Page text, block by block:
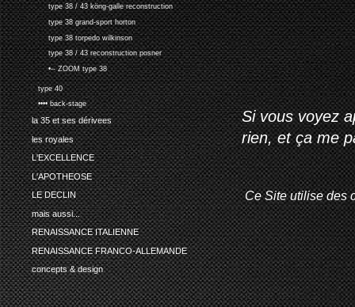
type 38 / 43 köng-galle reconstruction
type 38 grand-sport horton
type 38 torpedo wilkinson
type 38 / 43 reconstruction posner
•-- ZOOM type 38
type 40
•••• back-stage
la 35 et ses dérivees
les royales
L'EXCELLENCE
L'APOTHEOSE
LE DECLIN
mais aussi...
RENAISSANCE ITALIENNE
RENAISSANCE FRANCO-ALLEMANDE
concepts & design
Si vous voyez
rien, et ça me
Ce Site utilise des